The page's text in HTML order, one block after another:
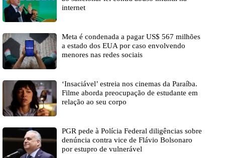
internet
Meta é condenada a pagar US$ 567 milhões
a estado dos EUA por caso envolvendo
menores nas redes sociais
‘Insaciável’ estreia nos cinemas da Paraíba.
Filme aborda preocupação de estudante em
relação ao seu corpo
PGR pede à Polícia Federal diligências sobre
denúncia contra vice de Flávio Bolsonaro
por estupro de vulnerável